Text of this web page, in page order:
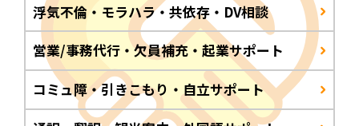
浮気不倫・モラハラ・共依存・DV相談
営業/事務代行・欠員補充・起業サポート
コミュ障・引きこもり・自立サポート